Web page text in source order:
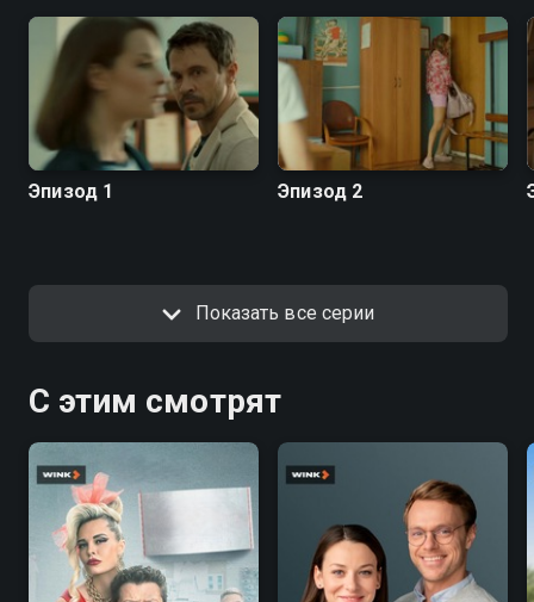
Эпизод 1 Эпизод 2
Показать все серии
С этим смотрят